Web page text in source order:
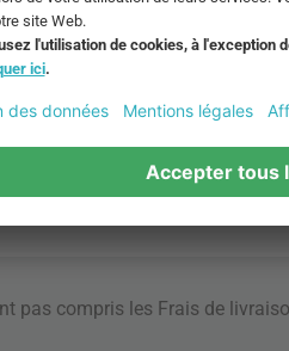
pas compris les Frais de